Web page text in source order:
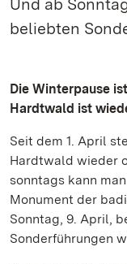
Und ab
beliebten
Die Winterpause
Hardtwald ist
Seit dem 1. April
Hardtwald wieder
sonntags kann
Monument der
Sonntag, 9. April,
Sonderführungen